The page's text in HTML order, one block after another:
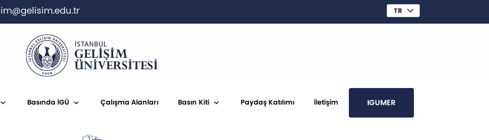
Basında İGÜ Çalışma Alanları Basın Kiti Paydaş Katılımı İletişim IGUMER